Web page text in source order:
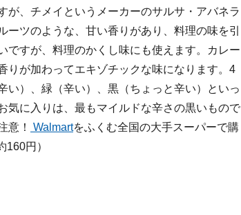
が、チメイというメーカーのサルサ・アバネラ
ーツのような、甘い香りがあり、料理の味を引
ですが、料理のかくし味にも使えます。カレー
りが加わってエキゾチックな味になります。4
い）、緑（辛い）、黒（ちょっと辛い）といっ
気に入りは、最もマイルドな辛さの黒いもので
意！
Walmartをふくむ全国の大手スーパーで購
円）